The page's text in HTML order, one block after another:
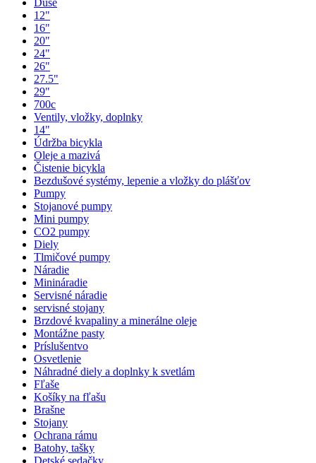
Duše
12"
16"
20"
24"
26"
27.5"
29"
700c
Ventily, vložky, doplnky
14"
Údržba bicykla
Oleje a mazivá
Čistenie bicykla
Bezdušové systémy, lepenie a vložky do plášťov
Pumpy
Stojanové pumpy
Mini pumpy
CO2 pumpy
Diely
Tlmičové pumpy
Náradie
Minináradie
Servisné náradie
servisné stojany
Brzdové kvapaliny a minerálne oleje
Montážne pasty
Príslušentvo
Osvetlenie
Náhradné diely a doplnky k svetlám
Fľaše
Košíky na fľašu
Brašne
Stojany
Ochrana rámu
Batohy, tašky
Detské sedačky